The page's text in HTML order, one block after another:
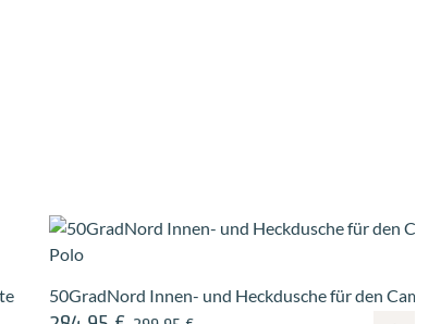
50GradNord Innen- und Heckdusche für den